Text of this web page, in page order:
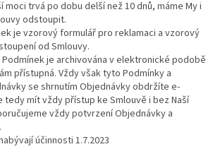
moci trvá po dobu delší než 10 dnů, máme My i
odstoupit.
je vzorový formulář pro reklamaci a vzorový
od Smlouvy.
je archivována v elektronické podobě
přístupná. Vždy však tyto Podmínky a
se shrnutím Objednávky obdržíte e-
tedy mít vždy přístup ke Smlouvě i bez Naší
vždy potvrzení Objednávky a
účinnosti 1.7.2023